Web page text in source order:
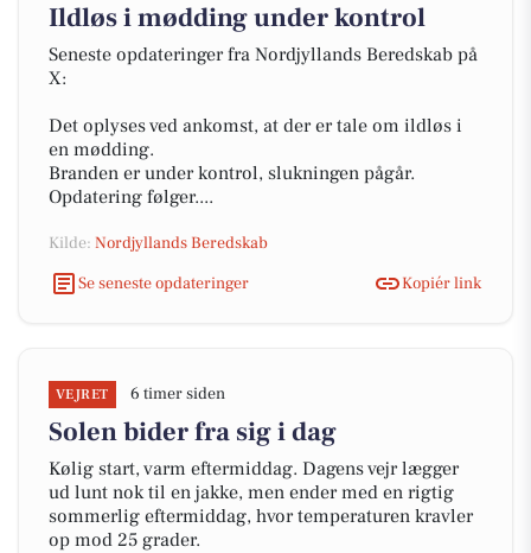
Ildløs i mødding under kontrol
Seneste opdateringer fra Nordjyllands Beredskab på
X:
Det oplyses ved ankomst, at der er tale om ildløs i
en mødding.
Branden er under kontrol, slukningen pågår.
Opdatering følger....
Kilde: Nordjyllands Beredskab
Se seneste opdateringer
Kopiér link
VEJRET 6 timer siden
Solen bider fra sig i dag
Kølig start, varm eftermiddag. Dagens vejr lægger
ud lunt nok til en jakke, men ender med en rigtig
sommerlig eftermiddag, hvor temperaturen kravler
op mod 25 grader.